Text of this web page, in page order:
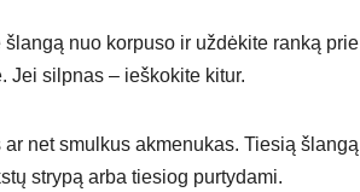
nuo korpuso ir uždėkite ranką prie
Jei silpnas – ieškokite kitur.
net smulkus akmenukas. Tiesią šlangą
strypą arba tiesiog purtydami.